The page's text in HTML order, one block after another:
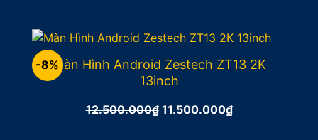
17.500.000₫.là:
15.500.000₫.
-8%Màn Hình Android Zestech ZT13 2K
13inch
12.500.000₫ Giá
11.500.000₫Giá